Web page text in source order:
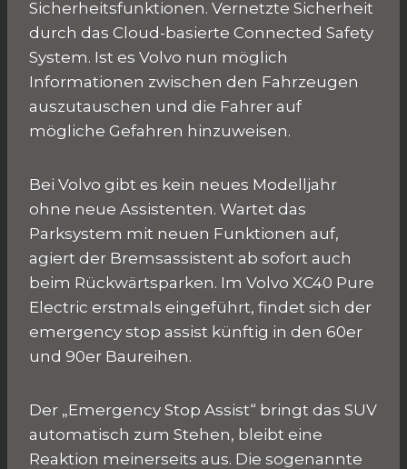
Sicherheitsfunktionen. Vernetzte Sicherheit
durch das Cloud-basierte Connected Safety
System. Ist es Volvo nun möglich
Informationen zwischen den Fahrzeugen
auszutauschen und die Fahrer auf
mögliche Gefahren hinzuweisen.
Bei Volvo gibt es kein neues Modelljahr
ohne neue Assistenten. Wartet das
Parksystem mit neuen Funktionen auf,
agiert der Bremsassistent ab sofort auch
beim Rückwärtsparken. Im Volvo XC40 Pure
Electric erstmals eingeführt, findet sich der
emergency stop assist künftig in den 60er
und 90er Baureihen.
Der „Emergency Stop Assist“ bringt das SUV
automatisch zum Stehen, bleibt eine
Reaktion meinerseits aus. Die sogenannte